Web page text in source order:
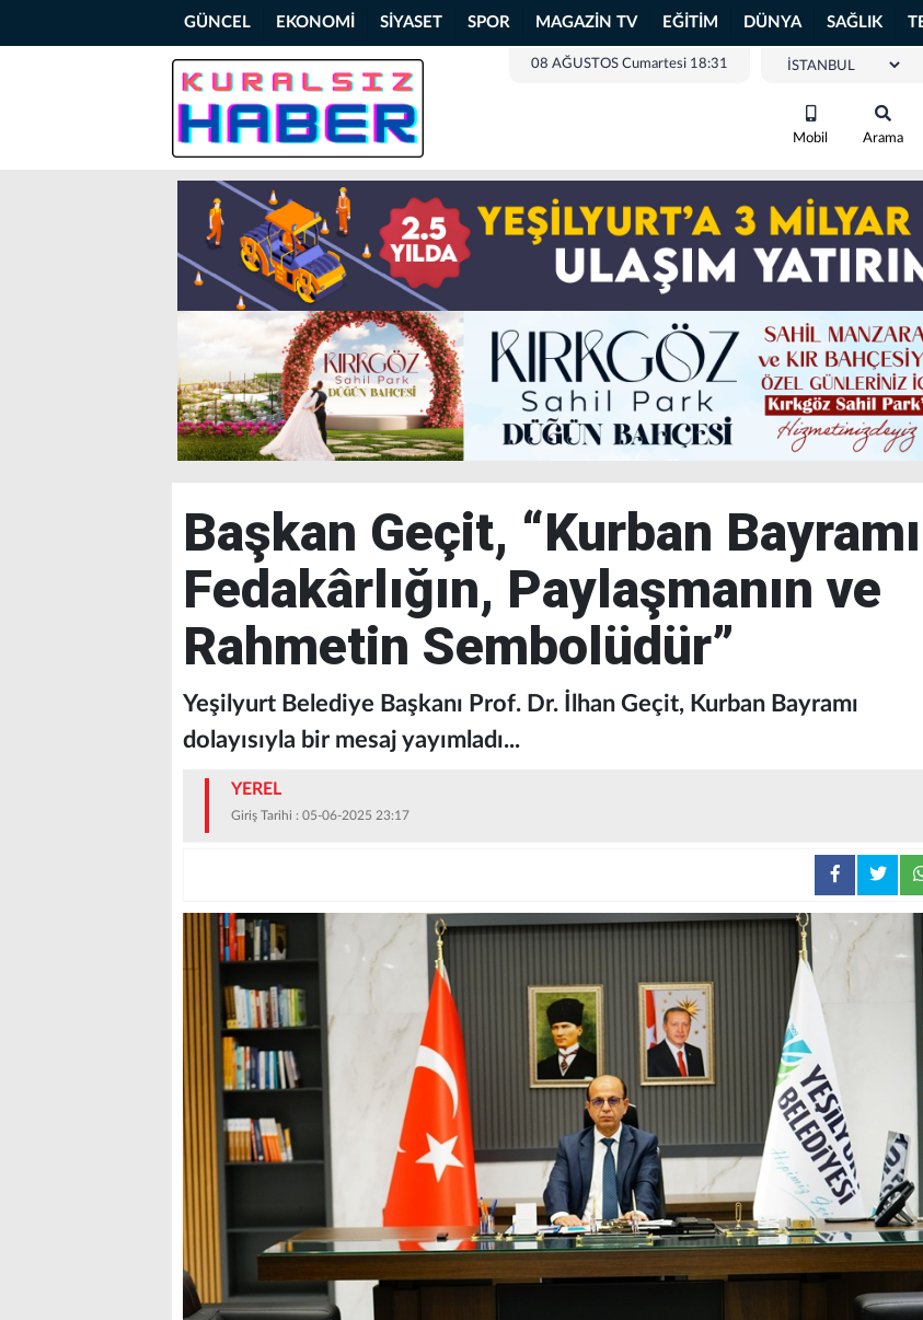
GÜNCEL EKONOMİ SİYASET SPOR MAGAZİN TV EĞİTİM DÜNYA SAĞLIK
08 AĞUSTOS Cumartesi 18:31
Mobil Arama
Başkan Geçit, “Kurban Bayramı
Fedakârlığın, Paylaşmanın ve
Rahmetin Sembolüdür”
Yeşilyurt Belediye Başkanı Prof. Dr. İlhan Geçit, Kurban Bayramı
dolayısıyla bir mesaj yayımladı...
YEREL
Giriş Tarihi : 05-06-2025 23:17